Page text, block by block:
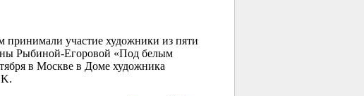
принимали участие художники из пяти
Рыбиной-Егоровой «Под белым
в Москве в Доме художника